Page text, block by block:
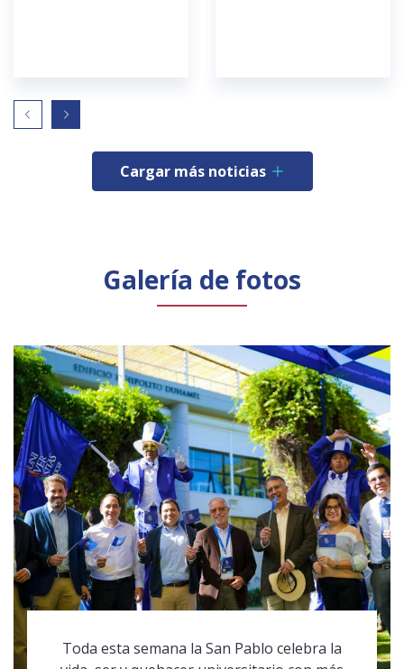
Cargar más noticias
Galería de fotos
Toda esta semana la San Pablo celebra la